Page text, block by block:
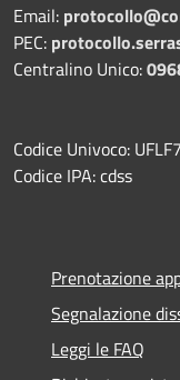
Email:
PEC:
Centralino Unico:
Codice Univoco:
Codice IPA: cdss
Prenotazione
Segnalazione
Leggi le FAQ